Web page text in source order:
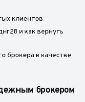
клиентов
и как вернуть
брокера в качестве
брокером